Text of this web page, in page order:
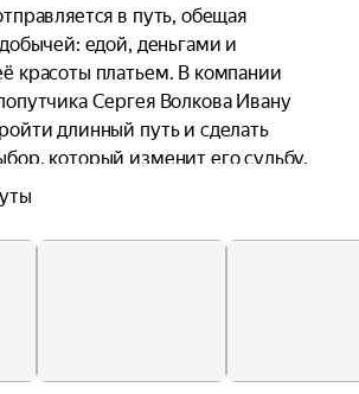
в путь, обещая
едой, деньгами и
красоты платьем. В компании
Сергея Волкова Ивану
длинный путь и сделать
который изменит его судьбу.